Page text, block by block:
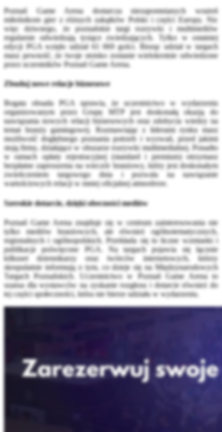
Poznań Game Arena dostarcza niezapomnianych wrażeń
miłośnikom gier z różnych zakątków Polski i części Europy. Nic
więc dziwnego, że poznańskie targi rozrywki i multimediów
regularnie odwiedzają tysiące zwiedzających. Tylko w ostatniej
edycji PGA wzięło udział 61 069 gości. Biorąc udział w targach
masz pewność, że twoje stoisko zostanie wielokrotnie odwiedzone
przez uczestników Poznań Game Arena.
Zbuduj nowe relacje biznesowe
Bogata obsada PGA sprawia, że uczestnictwo w wydarzeniu
organizowanym przez Grupę MTP jest doskonałą okazją do
nawiązania nowych relacji biznesowych oraz zdobycia wiedzy na
temat branży gamingowej. Rozmawiając z liderami rynku masz
możliwość dogłębnego poznania potrzeb i wyzwań, przed jakimi
stoją firmy, działające w obszarze rozrywki multimedialnej. Ponadto
w ramach opłaty rejestracyjnej (standard i premium) otrzymasz
bezpłatne zaproszenia na wieczór branżowy, który jest doskonałym
zwieńczeniem targowego dnia i pozwala na nawiązanie
wartościowych relacji w mniej oficjalnej atmosferze.
Szerokie dotarcie, dzięki obecności mediów
Poznań Game Arena znajduje się w centrum zainteresowania nie
tylko mediów branżowych, ale również ogólnotematycznych,
regionalnych i ogólnopolskich. Przekłada się to liczne wzmianki i
publikacje poświęcone PGA. Na targach pojawia się łącznie
kilkuset dziennikarzy oraz twórców internetowych, którzy
skrupulatnie informują o tym, co dzieje się na Międzynarodowych
Targach Poznańskich. Uczestnictwo w Poznań Game Arena to
szansa dla wystawców na zyskanie rozgłosu i dotarcie również do
tej części społeczności, która nie bierze udziału w wydarzeniu.